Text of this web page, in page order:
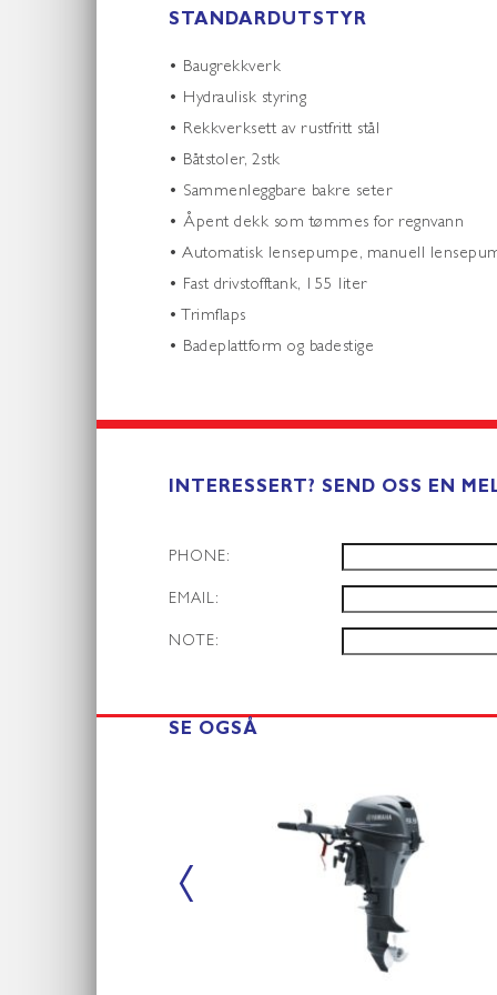
STANDARDUTSTYR
• Baugrekkverk
• Hydraulisk styring
• Rekkverksett av rustfritt stål
• Båtstoler, 2stk
• Sammenleggbare bakre seter
• Åpent dekk som tømmes for regnvann
• Automatisk lensepumpe, manuell
• Fast drivstofftank, 155 liter
• Trimflaps
• Badeplattform og badestige
INTERESSERT? SEND OSS EN
PHONE:
EMAIL:
NOTE:
SE OGSÅ
‹